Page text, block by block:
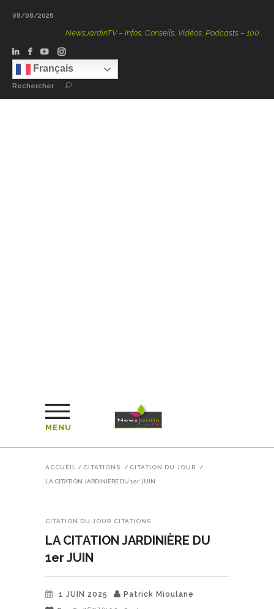
08/08/2026
NewsJardinTV – Infos, Conseils, Vidéos, Podcasts – 100 %
Français
Rechercher
MENU
ACCUEIL / CITATIONS / CITATION DU JOUR /
LA CITATION JARDINIÈRE DU 1er JUIN
CITATION DU JOUR CITATIONS
LA CITATION JARDINIÈRE DU
1er JUIN
1 JUIN 2025
Patrick Mioulane